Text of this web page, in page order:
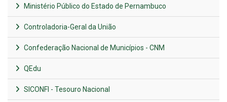
Ministério Público do Estado de Pernambuco
Controladoria-Geral da União
Confederação Nacional de Municípios - CNM
QEdu
SICONFI - Tesouro Nacional